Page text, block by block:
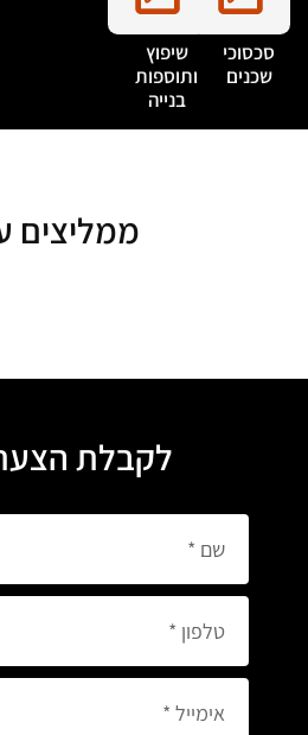
סכסוכי
שכנים
שיפוץ
ותוספות
בנייה
ממליצים
לקבלת הצעת